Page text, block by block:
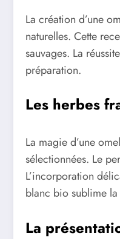
La création d’une
naturelles. Cette
sauvages. La
préparation.
Les herbes
La magie d’une
sélectionnées. Le
L’incorporation
blanc bio sublime
La